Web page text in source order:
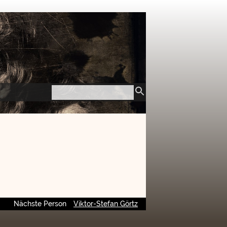
Nächste Person Viktor-Stefan Görtz